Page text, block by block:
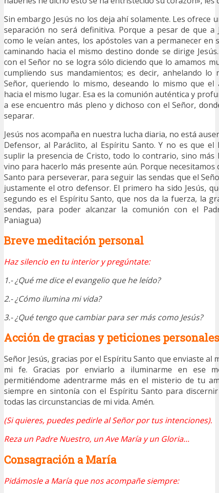
Sin embargo Jesús no los deja ahí solamente. Les ofrece
separación no será definitiva. Porque a pesar de que a
como le veían antes, los apóstoles van a permanecer en
caminando hacia el mismo destino donde se dirige
con el Señor no se logra sólo diciendo que lo amamos
cumpliendo sus mandamientos; es decir, anhelando lo
Señor, queriendo lo mismo, deseando lo mismo que el
hacia el mismo lugar. Esa es la comunión auténtica y
a ese encuentro más pleno y dichoso con el Señor,
separar.
Jesús nos acompaña en nuestra lucha diaria, no está
Defensor, al Paráclito, al Espíritu Santo. Y no es que
suplir la presencia de Cristo, todo lo contrario, sino más
vino para hacerlo más presente aún. Porque necesitamos
Santo para perseverar, para seguir las sendas que el
justamente el otro defensor. El primero ha sido Jesús,
segundo es el Espíritu Santo, que nos da la fuerza, la
sendas, para poder alcanzar la comunión con el
Paniagua)
Breve meditación personal
Haz silencio en tu interior y pregúntate:
1.- ¿Qué me dice el evangelio que he leído?
2.- ¿Cómo ilumina mi vida?
3.- ¿Qué tengo que cambiar para ser más como Jesús?
Acción de gracias y peticiones personales
Señor Jesús, gracias por el Espíritu Santo que enviaste al
mi fe. Gracias por enviarlo a iluminarme en ese
permitiéndome adentrarme más en el misterio de tu
siempre en sintonía con el Espíritu Santo para
todas las circunstancias de mi vida. Amén.
(Si quieres, puedes pedirle al Señor por tus intenciones).
Reza un Padre Nuestro, un Ave María y un Gloria…
Consagración a María
Pidámosle a María que nos acompañe siempre: